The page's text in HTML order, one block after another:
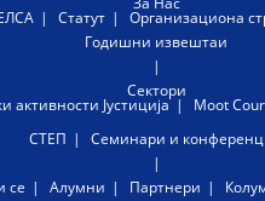
Статут
Организациона
Годишни извештаи
Сектори
активности Јустиција
Moot
СТЕП
Семинари и
се Алумни Партнери